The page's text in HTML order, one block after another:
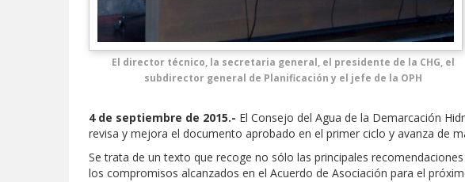
El director técnico, la secretaria general, el presidente de la CHG, el
subdirector general de Planificación y el jefe de la OPH
4 de septiembre de 2015.- El Consejo del Agua de la Demarcación
revisa y mejora el documento aprobado en el primer ciclo y avanza de
Se trata de un texto que recoge no sólo las principales
los compromisos alcanzados en el Acuerdo de Asociación para el